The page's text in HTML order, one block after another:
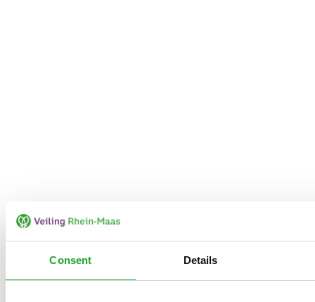
Consent Details